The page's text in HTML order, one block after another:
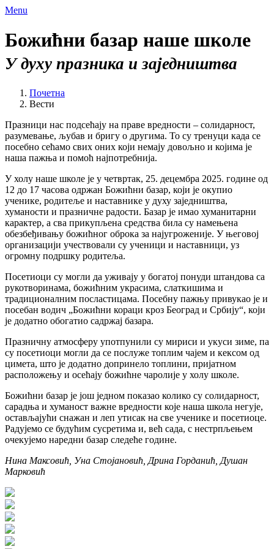
Menu
Божићни базар наше школе
У духу празника и заједништва
Почетна
Вести
Празници нас подсећају на праве вредности – солидарност,
разумевање, љубав и бригу о другима. То су тренуци када се
посебно сећамо свих оних који немају довољно и којима је
наша пажња и помоћ најпотребнија.
У холу наше школе је у четвртак, 25. децембра 2025. године од
12 до 17 часова одржан Божићни базар, који је окупио
ученике, родитеље и наставнике у духу заједништва,
хуманости и празничне радости. Базар је имао хуманитарни
карактер, а сва прикупљена средства била су намењена
обезбеђивању божићног оброка за најугроженије. У његовој
организацији учествовали су ученици и наставници, уз
огромну подршку родитеља.
Посетиоци су могли да уживају у богатој понуди штандова са
рукотворинама, божићним украсима, слаткишима и
традиционалним посластицама. Посебну пажњу привукао је и
посебан водич „Божићни кораци кроз Београд и Србију“, који
је додатно обогатио садржај базара.
Празничну атмосферу употпунили су мириси и укуси зиме, па
су посетиоци могли да се послуже топлим чајем и кексом од
цимета, што је додатно допринело топлини, пријатном
расположењу и осећају божићне чаролије у холу школе.
Божићни базар је још једном показао колико су солидарност,
сарадња и хуманост важне вредности које наша школа негује,
остављајући снажан и леп утисак на све ученике и посетиоце.
Радујемо се будућим сусретима и, већ сада, с нестрпљењем
очекујемо наредни базар следеће године.
Нина Максовић, Уна Стојановић, Дрина Горданић, Душан
Марковић